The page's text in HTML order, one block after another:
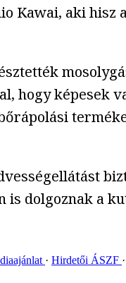
Kawai, aki
hogy képesek
is dolgoznak a
Hirdetői ÁSZF